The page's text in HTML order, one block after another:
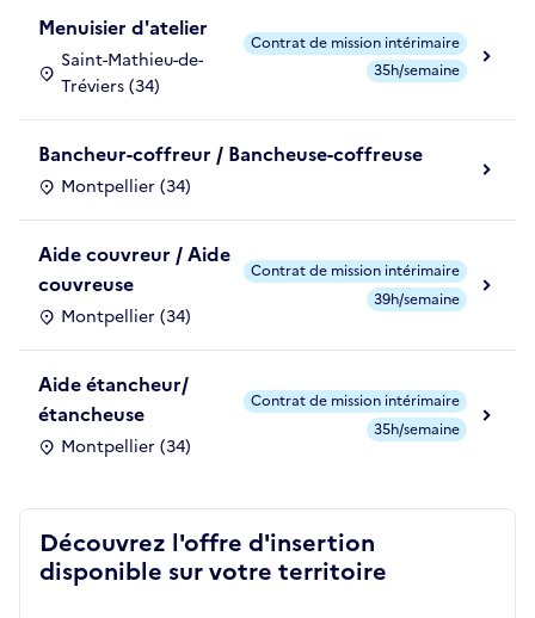
Menuisier d'atelier
Saint-Mathieu-de-
Tréviers (34)
Contrat de mission intérimaire
35h/semaine
Bancheur-coffreur / Bancheuse-coffreuse
Montpellier (34)
Aide couvreur / Aide
couvreuse
Montpellier (34)
Contrat de mission intérimaire
39h/semaine
Aide étancheur/
étancheuse
Montpellier (34)
Contrat de mission intérimaire
35h/semaine
Découvrez l'offre d'insertion
disponible sur votre territoire